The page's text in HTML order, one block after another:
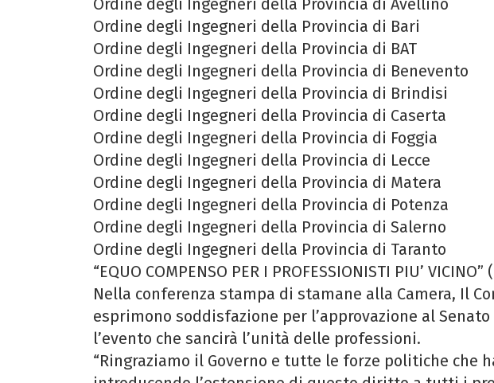
Ordine degli Ingegneri della Provincia di Avellino
Ordine degli Ingegneri della Provincia di Bari
Ordine degli Ingegneri della Provincia di BAT
Ordine degli Ingegneri della Provincia di Benevento
Ordine degli Ingegneri della Provincia di Brindisi
Ordine degli Ingegneri della Provincia di Caserta
Ordine degli Ingegneri della Provincia di Foggia
Ordine degli Ingegneri della Provincia di Lecce
Ordine degli Ingegneri della Provincia di Matera
Ordine degli Ingegneri della Provincia di Potenza
Ordine degli Ingegneri della Provincia di Salerno
Ordine degli Ingegneri della Provincia di Taranto
“EQUO COMPENSO PER I PROFESSIONISTI PIU’ VICINO”
Nella conferenza stampa di stamane alla Camera, Il
esprimono soddisfazione per l’approvazione al
l’evento che sancirà l’unità delle professioni.
“Ringraziamo il Governo e tutte le forze politiche che